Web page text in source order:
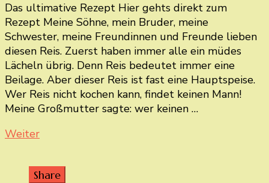
Das ultimative Rezept Hier gehts direkt zum
Rezept Meine Söhne, mein Bruder, meine
Schwester, meine Freundinnen und Freunde lieben
diesen Reis. Zuerst haben immer alle ein müdes
Lächeln übrig. Denn Reis bedeutet immer eine
Beilage. Aber dieser Reis ist fast eine Hauptspeise.
Wer Reis nicht kochen kann, findet keinen Mann!
Meine Großmutter sagte: wer keinen …
Weiter
Share